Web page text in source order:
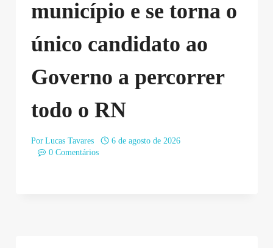
município e se torna o
único candidato ao
Governo a percorrer
todo o RN
Por Lucas Tavares
6 de agosto de 2026
0 Comentários